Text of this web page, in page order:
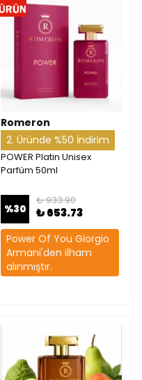
Romeron
2. Üründe %50 İndirim
POWER Platin Unisex
Parfüm 50ml
%30
₺ 933.90
₺ 653.73
Power Of You Giorgio
Armani'den ilham
alınmıştır.